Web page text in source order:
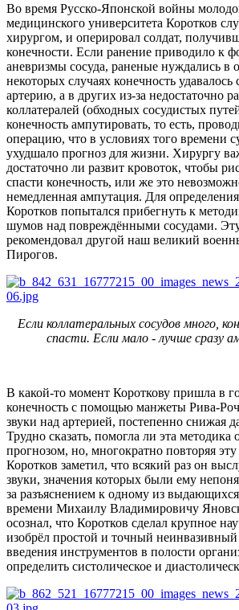
Во время Русско-Японской войны
медицинского университета Коротков
хирургом, и оперировал солдат,
конечности. Если ранение приводило к
аневризмы сосуда, раненые нуждались в
некоторых случаях конечность удавалось
артерию, а в других из-за недостаточно
коллатералей (обходных сосудистых
конечность ампутировать, то есть,
операцию, что в условиях того времени
ухудшало прогноз для жизни. Хирургу
достаточно ли развит кровоток, чтобы
спасти конечность, или же это
немедленная ампутация. Для
Коротков попытался прибегнуть к
шумов над повреждёнными сосудами. Эту
рекомендовал другой наш великий
Пирогов.
Если коллатеральных сосудов много,
спасти. Если мало - лучше сразу
В какой-то момент Короткову пришла в
конечность с помощью манжеты Рива-
звуки над артерией, постепенно снижая
Трудно сказать, помогла ли эта методика
прогнозом, но, многократно повторяя
Коротков заметил, что всякий раз он
звуки, значения которых были ему
за разъяснением к одному из выдающихся
времени Михаилу Владимировичу
осознал, что Коротков сделал крупное
изобрёл простой и точный
введения инструментов в полости
определить систолическое и